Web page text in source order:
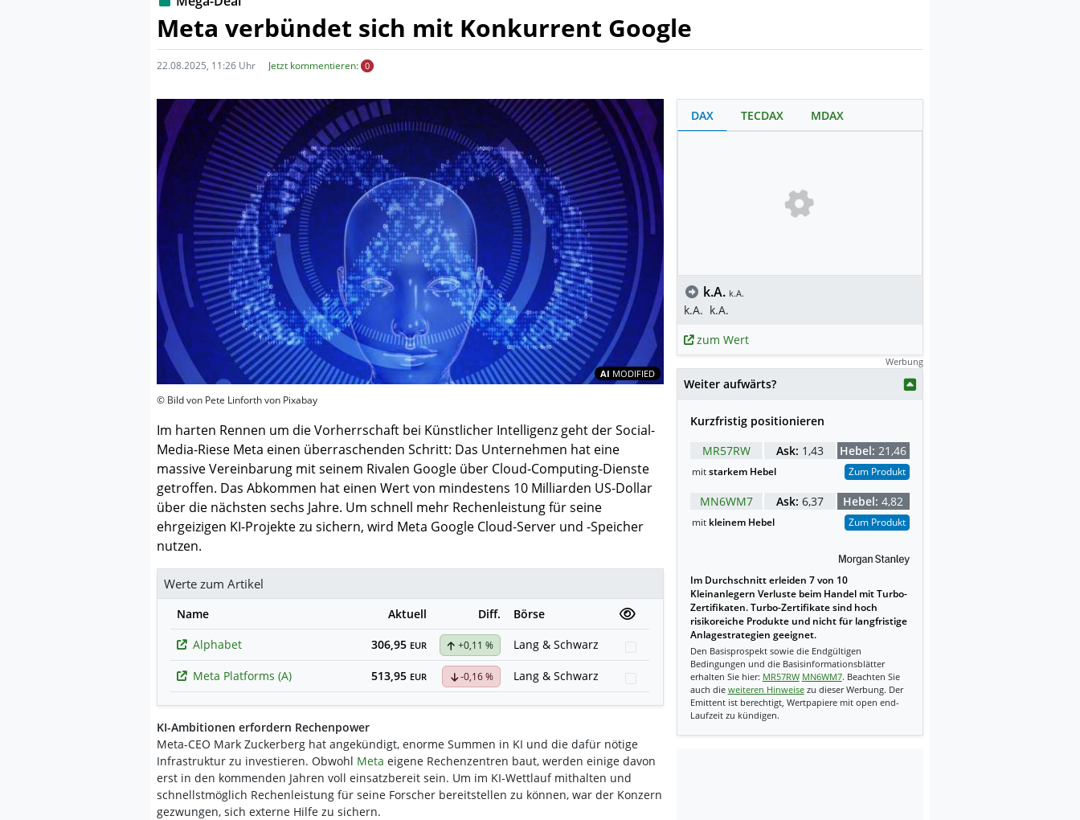
Meta verbündet sich mit Konkurrent Google
22.08.2025, 11:26 Uhr Jetzt kommentieren: 0
AI MODIFIED Inhalte teilweise mit KI erstellt.
© Bild von Pete Linforth von Pixabay
Im harten Rennen um die Vorherrschaft bei Künstlicher Intelligenz geht der Social-
Media-Riese Meta einen überraschenden Schritt: Das Unternehmen hat eine
massive Vereinbarung mit seinem Rivalen Google über Cloud-Computing-Dienste
getroffen. Das Abkommen hat einen Wert von mindestens 10 Milliarden US-Dollar
über die nächsten sechs Jahre. Um schnell mehr Rechenleistung für seine
ehrgeizigen KI-Projekte zu sichern, wird Meta Google Cloud-Server und -Speicher
nutzen.
Werte zum Artikel
Name Aktuell Diff.
Börse
Alphabet
306,95 EUR +0,11 % Lang & Schwarz
Meta Platforms (A)
513,95 EUR -0,16 % Lang & Schwarz Watchlist
KI-Ambitionen erfordern Rechenpower
Meta-CEO Mark Zuckerberg hat angekündigt, enorme Summen in KI und die dafür nötige
Infrastruktur zu investieren. Obwohl Meta eigene Rechenzentren baut, werden einige davon
erst in den kommenden Jahren voll einsatzbereit sein. Um im KI-Wettlauf mithalten und
schnellstmöglich Rechenleistung für seine Forscher bereitstellen zu können, war der Konzern
gezwungen, sich externe Hilfe zu sichern.
DAX TECDAX MDAX
k.A. k.A.
k.A. k.A.
zum Wert
Werbung
Weiter aufwärts?
Kurzfristig positionieren
MR57RW
Ask: 1,43 Hebel: 21,46
mitstarkem Hebel Zum Produkt
MN6WM7 Ask: 6,37 Hebel: 4,82
mit kleinem Hebel Zum Produkt
Im Durchschnitt erleiden 7 von 10
Kleinanlegern Verluste beim Handel mit Turbo-
Zertifikaten. Turbo-Zertifikate sind hoch
risikoreiche Produkte und nicht für langfristige
Anlagestrategien geeignet.
Den Basisprospekt sowie die Endgültigen
Bedingungen und die Basisinformationsblätter
erhalten Sie hier: MR57RW MN6WM7. Beachten Sie
auch die weiteren Hinweisezu dieser Werbung. Der
Emittent ist berechtigt, Wertpapiere mit open end-
Laufzeit zu kündigen.